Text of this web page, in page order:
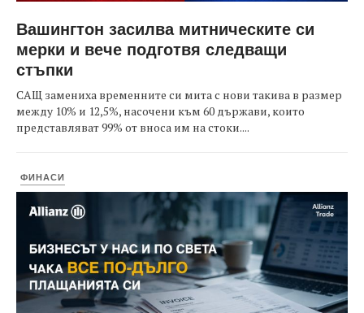
Вашингтон засилва митническите си
мерки и вече подготвя следващи
стъпки
САЩ замениха временните си мита с нови такива в размер
между 10% и 12,5%, насочени към 60 държави, които
представляват 99% от вноса им на стоки....
ФИНАСИ